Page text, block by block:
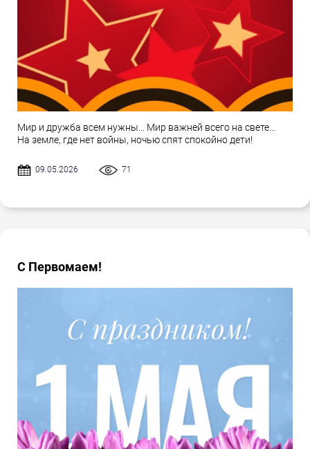
Мир и дружба всем нужны... Мир важней всего на свете...
На земле, где нет войны, ночью спят спокойно дети!
09.05.2026 71
С Первомаем!